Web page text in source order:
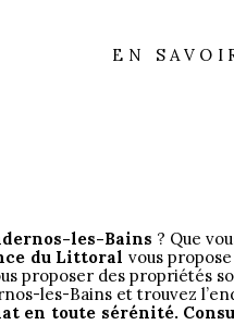
EN
les-Bains ? Que
du Littoral vous
proposer des propriétés
les-Bains et trouvez
en toute sérénité.